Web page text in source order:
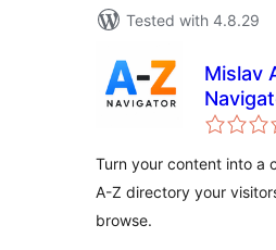
Tested with 4.8.29
Mislav
Turn your content into a
A-Z directory your
browse.